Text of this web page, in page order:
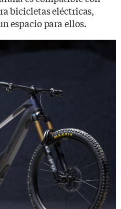
bicicletas eléctricas,
espacio para ellos.